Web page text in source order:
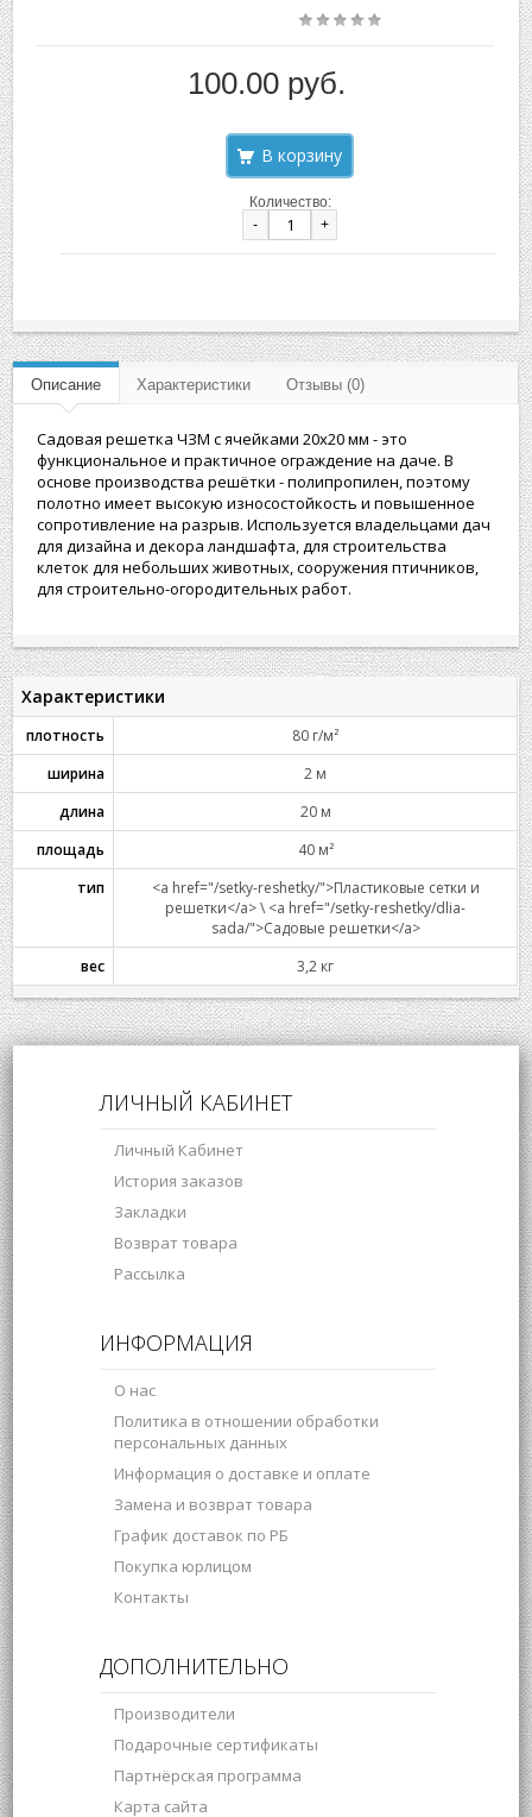
100.00 руб.
Количество:
-
+
Описание Характеристики Отзывы (0)
Садовая решетка ЧЗМ с ячейками 20х20 мм - это
функциональное и практичное ограждение на даче. В
основе производства решётки - полипропилен, поэтому
полотно имеет высокую износостойкость и повышенное
сопротивление на разрыв. Используется владельцами дач
для дизайна и декора ландшафта, для строительства
клеток для небольших животных, сооружения птичников,
для строительно-огородительных работ.
Характеристики
плотность
80 г/м²
ширина
2 м
длина
20 м
площадь
40 м²
тип
<a href="/setky-reshetky/">Пластиковые сетки и
решетки</a> \ <a href="/setky-reshetky/dlia-
sada/">Садовые решетки</a>
вес
3,2 кг
ЛИЧНЫЙ КАБИНЕТ
Личный Кабинет
История заказов
Закладки
Возврат товара
Рассылка
ИНФОРМАЦИЯ
О нас
Политика в отношении обработки
персональных данных
Информация о доставке и оплате
Замена и возврат товара
График доставок по РБ
Покупка юрлицом
Контакты
ДОПОЛНИТЕЛЬНО
Производители
Подарочные сертификаты
Партнёрская программа
Карта сайта